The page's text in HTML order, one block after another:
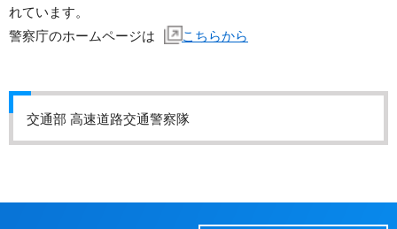
れています。
警察庁のホームページは
こちらから
交通部 高速道路交通警察隊